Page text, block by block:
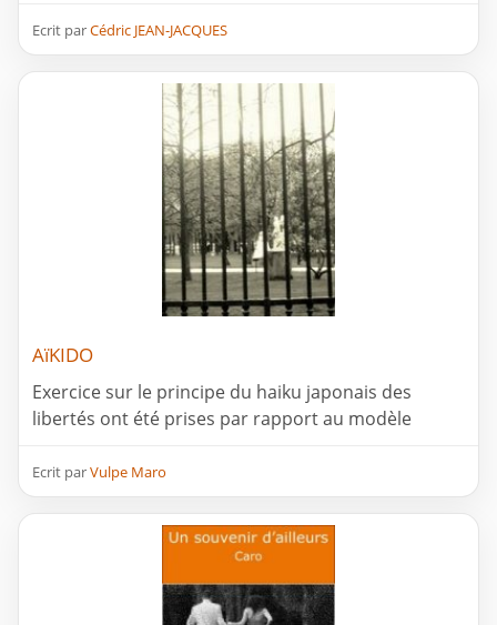
Ecrit parCédric JEAN-JACQUES
AïKIDO
Exercice sur le principe du haiku japonais des
libertés ont été prises par rapport au modèle
Ecrit parVulpe Maro